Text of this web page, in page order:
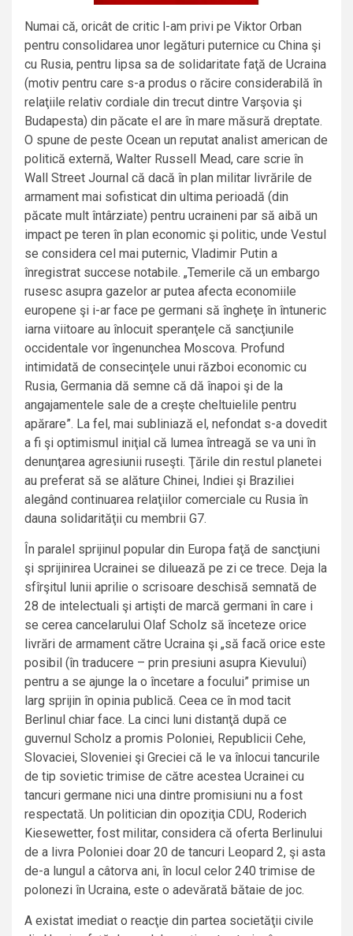
Numai că, oricât de critic l-am privi pe Viktor Orban
pentru consolidarea unor legături puternice cu China şi
cu Rusia, pentru lipsa sa de solidaritate faţă de Ucraina
(motiv pentru care s-a produs o răcire considerabilă în
relaţiile relativ cordiale din trecut dintre Varşovia şi
Budapesta) din păcate el are în mare măsură dreptate.
O spune de peste Ocean un reputat analist american de
politică externă, Walter Russell Mead, care scrie în
Wall Street Journal că dacă în plan militar livrările de
armament mai sofisticat din ultima perioadă (din
păcate mult întârziate) pentru ucraineni par să aibă un
impact pe teren în plan economic şi politic, unde Vestul
se considera cel mai puternic, Vladimir Putin a
înregistrat succese notabile. „Temerile că un embargo
rusesc asupra gazelor ar putea afecta economiile
europene şi i-ar face pe germani să îngheţe în întuneric
iarna viitoare au înlocuit speranţele că sancţiunile
occidentale vor îngenunchea Moscova. Profund
intimidată de consecinţele unui război economic cu
Rusia, Germania dă semne că dă înapoi şi de la
angajamentele sale de a creşte cheltuielile pentru
apărare”. La fel, mai subliniază el, nefondat s-a dovedit
a fi şi optimismul iniţial că lumea întreagă se va uni în
denunţarea agresiunii ruseşti. Ţările din restul planetei
au preferat să se alăture Chinei, Indiei şi Braziliei
alegând continuarea relaţiilor comerciale cu Rusia în
dauna solidarităţii cu membrii G7.
În paralel sprijinul popular din Europa faţă de sancţiuni
şi sprijinirea Ucrainei se diluează pe zi ce trece. Deja la
sfîrşitul lunii aprilie o scrisoare deschisă semnată de
28 de intelectuali şi artişti de marcă germani în care i
se cerea cancelarului Olaf Scholz să înceteze orice
livrări de armament către Ucraina şi „să facă orice este
posibil (în traducere – prin presiuni asupra Kievului)
pentru a se ajunge la o încetare a focului” primise un
larg sprijin în opinia publică. Ceea ce în mod tacit
Berlinul chiar face. La cinci luni distanţă după ce
guvernul Scholz a promis Poloniei, Republicii Cehe,
Slovaciei, Sloveniei şi Greciei că le va înlocui tancurile
de tip sovietic trimise de către acestea Ucrainei cu
tancuri germane nici una dintre promisiuni nu a fost
respectată. Un politician din opoziţia CDU, Roderich
Kiesewetter, fost militar, considera că oferta Berlinului
de a livra Poloniei doar 20 de tancuri Leopard 2, şi asta
de-a lungul a câtorva ani, în locul celor 240 trimise de
polonezi în Ucraina, este o adevărată bătaie de joc.
A existat imediat o reacţie din partea societăţii civile